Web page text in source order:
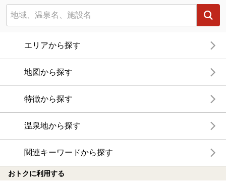
エリアから探す
地図から探す
特徴から探す
温泉地から探す
関連キーワードから探す
おトクに利用する